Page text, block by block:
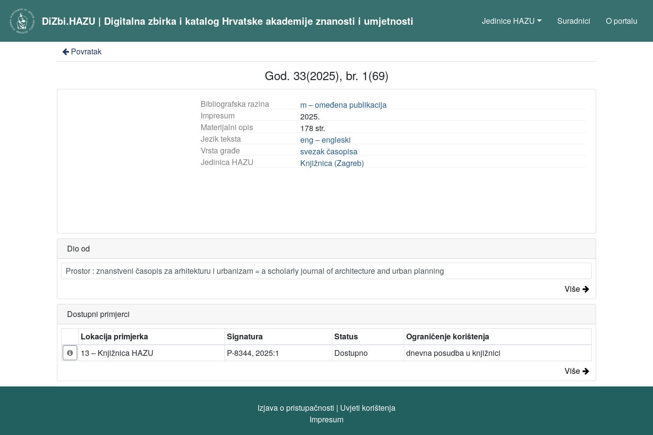
DiZbi.HAZU | Digitalna zbirka i katalog Hrvatske akademije znanosti i umjetnosti Jedinice HAZU Suradnici O portalu
Povratak
God. 33(2025), br. 1(69)
Bibliografska razina
m – omeđena publikacija
Impresum
2025.
Materijalni opis
178 str.
Jezik teksta
eng – engleski
Vrsta građe
svezak časopisa
Jedinica HAZU
Knjižnica (Zagreb)
Dio od
Prostor : znanstveni časopis za arhitekturu i urbanizam = a scholarly journal of architecture and urban planning
Više
Dostupni primjerci
Lokacija primjerka
Signatura Status
Ograničenje korištenja
13 – Knjižnica HAZU
P-8344, 2025:1 Dostupno
dnevna posudba u knjižnici
Više
Izjava o pristupačnosti | Uvjeti korištenja
Impresum